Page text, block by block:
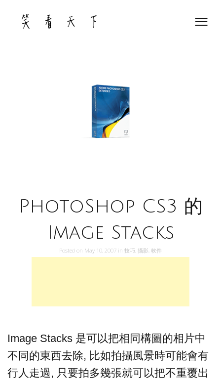
content
PhotoShop CS3 的
Image Stacks
Posted on May 10, 2007 in 技巧 攝影 軟件
Image Stacks 是可以把相同構圖的相片中
不同的東西去除, 比如拍攝風景時可能會有
行人走過, 只要拍多幾張就可以把不重覆出